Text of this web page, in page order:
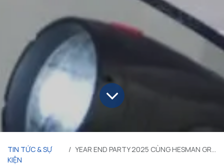
TIN TỨC & SỰ
KIỆN
YEAR END PARTY 2025 CÙNG HESMAN GROUP